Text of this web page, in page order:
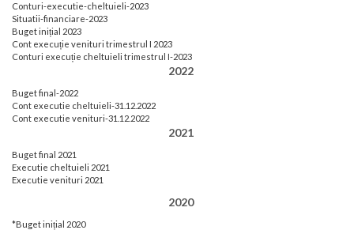
Conturi-executie-cheltuieli-2023
Situatii-financiare-2023
Buget inițial 2023
Cont execuție venituri trimestrul I 2023
Conturi execuție cheltuieli trimestrul I-2023
2022
Buget final-2022
Cont executie cheltuieli-31.12.2022
Cont executie venituri-31.12.2022
2021
Buget final 2021
Executie cheltuieli 2021
Executie venituri 2021
2020
*Buget inițial 2020